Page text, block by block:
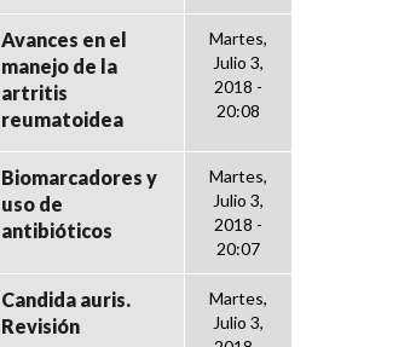
Avances en el
manejo de la
artritis
reumatoidea
Martes,
Julio 3,
2018 -
20:08
Biomarcadores y
uso de
antibióticos
Martes,
Julio 3,
2018 -
20:07
Candida auris.
Revisión
Martes,
Julio 3,